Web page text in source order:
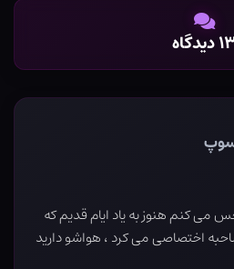
می کنم هنوز به یاد ایام قدیم که
اختصاصی می کرد ، هواشو دارید